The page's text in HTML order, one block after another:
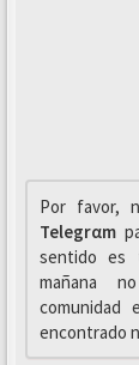
Por favor,
Telegrαm
sentido es
mañana
comunidad
encontrado